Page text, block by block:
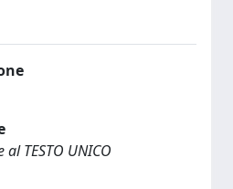
TESTO UNICO